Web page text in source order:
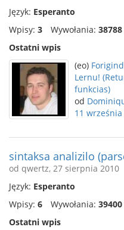
Język: Esperanto
Wpisy: 3 Wywołania: 38788
Ostatni wpis
(eo)
Lernu!
funkcias)
od
11
sintaksa analizilo
od qwertz, 27 sierpnia 2010
Język: Esperanto
Wpisy: 6 Wywołania: 39400
Ostatni wpis